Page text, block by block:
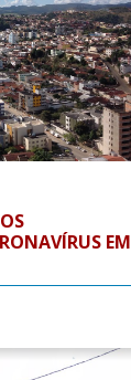
EM